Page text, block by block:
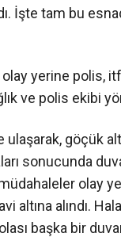
İşte tam bu
yerine polis,
ve polis ekibi
ulaşarak, göçük
sonucunda
olay
altına alındı.
başka bir